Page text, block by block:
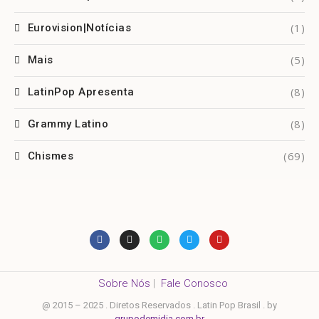
Eurovision|Notícias (1)
Mais (5)
LatinPop Apresenta (8)
Grammy Latino (8)
Chismes (69)
Sobre Nós Fale Conosco
@ 2015 – 2025 . Diretos Reservados . Latin Pop Brasil . by